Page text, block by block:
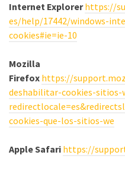
Internet Explorer https://
es/help/17442/windows-
cookies#ie=ie-10
Mozilla
Firefox https://
deshabilitar-cookies-sitios-
cookies-que-los-sitios-we
Apple Safari https://